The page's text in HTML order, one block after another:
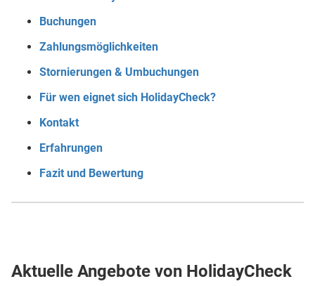
Buchungen
Zahlungsmöglichkeiten
Stornierungen & Umbuchungen
Für wen eignet sich HolidayCheck?
Kontakt
Erfahrungen
Fazit und Bewertung
Aktuelle Angebote von HolidayCheck